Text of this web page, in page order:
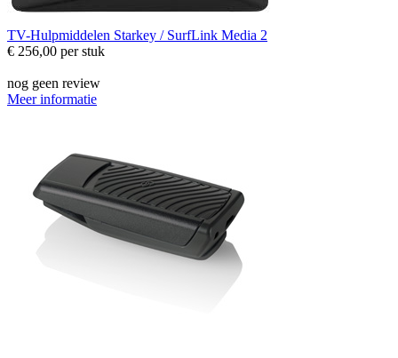
TV-Hulpmiddelen Starkey / SurfLink Media 2
€ 256,00 per stuk
nog geen review
Meer informatie